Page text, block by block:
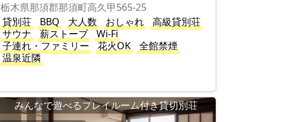
栃木県那須郡那須町高久甲565-25
貸別荘
BBQ 大人数 おしゃれ
高級貸別荘
サウナ
薪ストーブ
Wi-Fi
子連れ・ファミリー
花火OK
全館禁煙
温泉近隣
みんなで遊べるプレイルーム付き貸切別荘